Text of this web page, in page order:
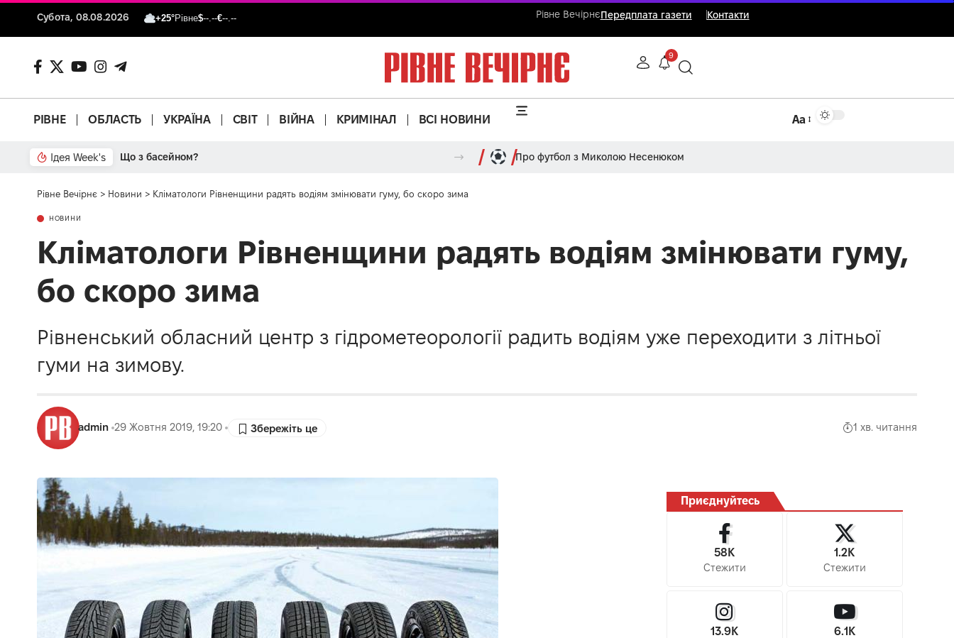
Субота, 08.08.2026 +25°Рівне$--.--€--.-- Рівне ВечірнєПередплата газети Контакти
9
РІВНЕ ОБЛАСТЬ УКРАЇНА СВІТ ВІЙНА КРИМІНАЛ ВСІ НОВИНИ Аа
Ідея Week's Від паркану до картонки Про футбол з Миколою Несенюком
Рівне Вечірнє > Новини > Кліматологи Рівненщини радять водіям змінювати гуму, бо скоро зима
НОВИНИ
Кліматологи Рівненщини радять водіям змінювати гуму,
бо скоро зима
Рівненський обласний центр з гідрометеорології радить водіям уже переходити з літньої
гуми на зимову.
admin 29 Жовтня 2019, 19:20 1 хв. читання
Приєднуйтесь
58K
Стежити
1.2K
Стежити
13.9K 6.1K